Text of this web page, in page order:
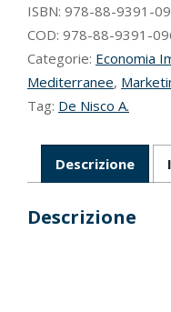
ISBN: 978-88-9391-
COD: 978-88-9391-
Categorie: Economia
Mediterranee,
Tag: De Nisco A.
Descrizione
Descrizione